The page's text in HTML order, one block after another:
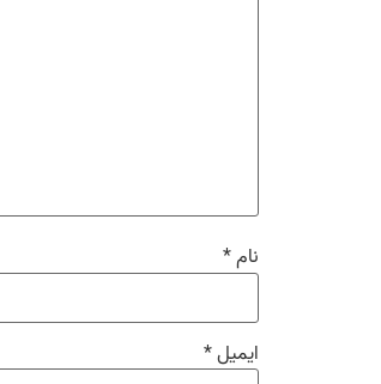
نام*
ایمیل*